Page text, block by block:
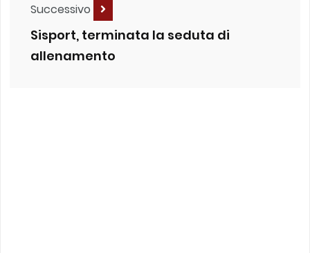
Successivo
Sisport, terminata la seduta di
allenamento